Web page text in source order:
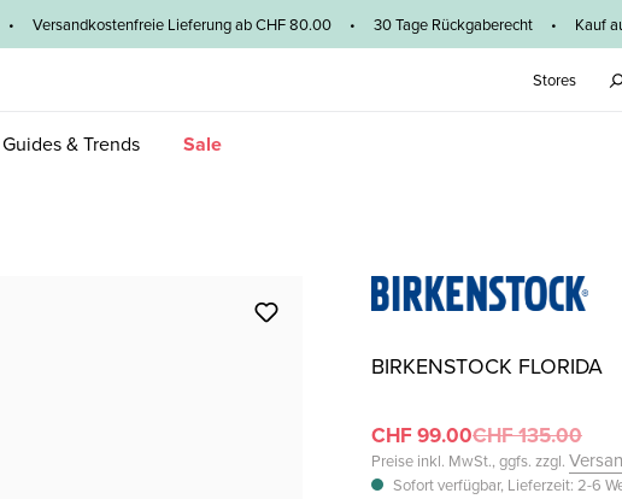
• Versandkostenfreie Lieferung ab CHF 80.00 • 30 Tage Rückgaberecht • Kauf
Stores
Guides & Trends Sale
BIRKENSTOCK FLORIDA
CHF 99.00CHF 135.00
Preise inkl. MwSt., ggfs. zzgl.
Sofort verfügbar, Lieferzeit: 2-6